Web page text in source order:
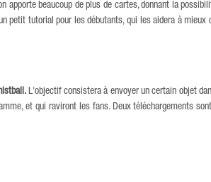
apporte beaucoup de plus de cartes, donnant la
petit tutorial pour les débutants, qui les aidera à mieux
L'objectif consistera à envoyer un certain objet
et qui raviront les fans. Deux téléchargements